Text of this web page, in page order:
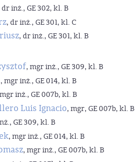
dr inż., GE 302, kl. B
, dr inż., GE 301, kl. C
, dr inż., GE 301, kl. B
, mgr inż., GE 309, kl. B
, mgr inż., GE 014, kl. B
inż., GE 007b, kl. B
Luis Ignacio, mgr, GE 007b, kl. B
GE 309, kl. B
, mgr inż., GE 014, kl. B
, mgr inż., GE 007b, kl. B